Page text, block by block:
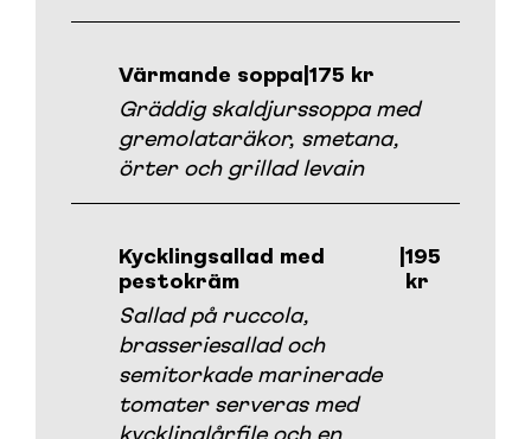
Värmande soppa 175 kr
Gräddig skaldjurssoppa med
gremolataräkor, smetana,
örter och grillad levain
Kycklingsallad med
pestokräm
|195
kr
Sallad på ruccola,
brasseriesallad och
semitorkade marinerade
tomater serveras med